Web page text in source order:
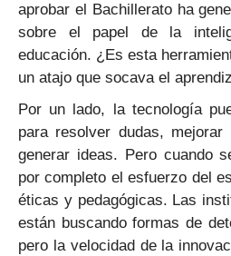
aprobar el Bachillerato ha
sobre el papel de la
educación. ¿Es esta
un atajo que socava el
Por un lado, la tecnología
para resolver dudas,
generar ideas. Pero cuando
por completo el esfuerzo del
éticas y pedagógicas. Las
están buscando formas de
pero la velocidad de la